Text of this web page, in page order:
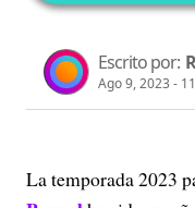
Escrito por:
Ago 9, 2023 -
La temporada 2023